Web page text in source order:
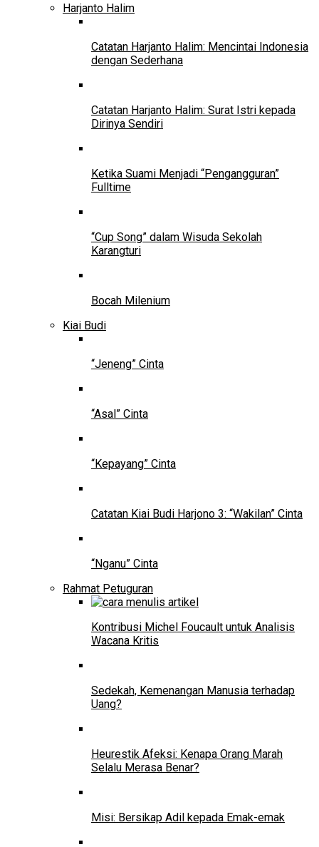
Harjanto Halim
Catatan Harjanto Halim: Mencintai Indonesia
dengan Sederhana
Catatan Harjanto Halim: Surat Istri kepada
Dirinya Sendiri
Ketika Suami Menjadi “Pengangguran”
Fulltime
“Cup Song” dalam Wisuda Sekolah
Karangturi
Bocah Milenium
Kiai Budi
“Jeneng” Cinta
“Asal” Cinta
“Kepayang” Cinta
Catatan Kiai Budi Harjono 3: “Wakilan” Cinta
“Nganu” Cinta
Rahmat Petuguran
Kontribusi Michel Foucault untuk Analisis
Wacana Kritis
Sedekah, Kemenangan Manusia terhadap
Uang?
Heurestik Afeksi: Kenapa Orang Marah
Selalu Merasa Benar?
Misi: Bersikap Adil kepada Emak-emak